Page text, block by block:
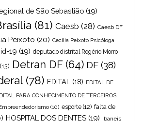
de São Sebastião (19)
(81) Caesb (28) Caesb DF
Peixoto (20) Cecília Peixoto Psicóloga
19 (19) deputado distrital Rogério Morro
(13) Detran DF(64) DF (38)
(78) EDITAL (18) EDITAL DE
PARA CONHECIMENTO DE TERCEIROS
(10) esporte (12) falta de
HOSPITAL DOS DENTES (19) ibaneis